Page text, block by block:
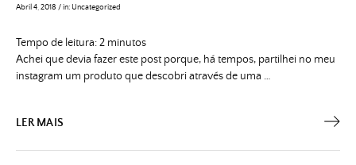
Abril 4, 2018 /in: Uncategorized
Tempo de leitura:2 minutos
Achei que devia fazer este post porque, há tempos, partilhei no meu
instagram um produto que descobri através de uma …
LER MAIS